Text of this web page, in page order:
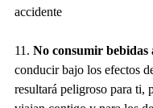
accidente
11. No consumir bebidas
conducir bajo los efectos
resultará peligroso para ti,